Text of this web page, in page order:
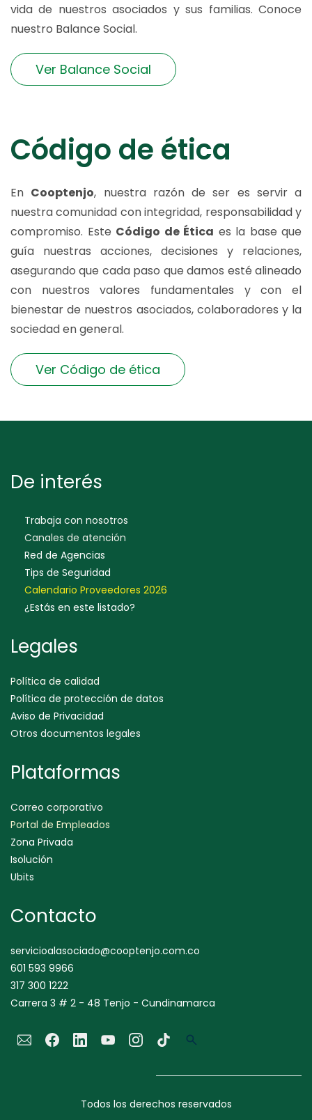
vida de nuestros asociados y sus familias. Conoce
nuestro Balance Social.
Ver Balance Social
Código de ética
En Cooptenjo, nuestra razón de ser es servir a
nuestra comunidad con integridad, responsabilidad y
compromiso. Este Código de Ética es la base que
guía nuestras acciones, decisiones y relaciones,
asegurando que cada paso que damos esté alineado
con nuestros valores fundamentales y con el
bienestar de nuestros asociados, colaboradores y la
sociedad en general.
Ver Código de ética
De interés
Trabaja con nosotros
Canales de atención
Red de Agencias
Tips de Seguridad
Calendario Proveedores 2026
¿Estás en este listado?
Legales
Política de calidad
Política de protección de datos
Aviso de Privacidad
Otros documentos legales
Plataformas
Correo corporativo
Portal de Empleados
Zona Privada
Isolución
Ubits
Contacto
servicioalasociado@cooptenjo.com.co
601 593 9966
317 300 1222
Carrera 3 # 2 - 48 Tenjo - Cundinamarca
Todos los derechos reservados